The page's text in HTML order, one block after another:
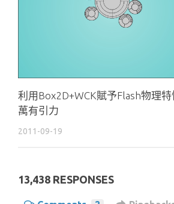
利用Box2D+WCK賦予Flash物理特
萬有引力
2011-09-19
13,438 RESPONSES